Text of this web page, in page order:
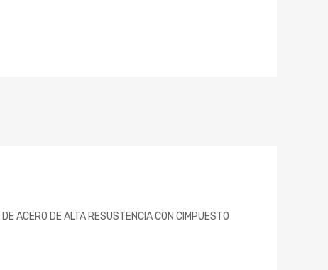
ACERO DE ALTA RESUSTENCIA CON CIMPUESTO